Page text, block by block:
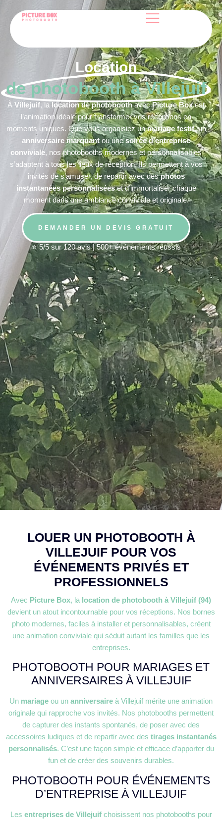
Location
de photobooth à Villejuif
À Villejuif, la location de photoboothavecPicture Boxest
l’animation idéale pour transformer vos réceptions en
moments uniques. Que vous organisiez unmariage festif, un
anniversaire marquant ou unesoirée d’entreprise
conviviale, nos photobooths modernes et personnalisables
s’adaptent à tous les lieux de réception. Ils permettent à vos
invités de s’amuser, de repartir avec desphotos
instantanées personnaliséeset d’immortaliser chaque
moment dans une ambiance conviviale et originale.
DEMANDER UN DEVIS GRATUIT
⭐ 5/5 sur 120 avis | 500+ événements réussis
LOUER UN PHOTOBOOTH À
VILLEJUIF POUR VOS
ÉVÉNEMENTS PRIVÉS ET
PROFESSIONNELS
Avec Picture Box, la location de photobooth à Villejuif (94)
devient un atout incontournable pour vos réceptions. Nos bornes
photo modernes, faciles à installer et personnalisables, créent
une animation conviviale qui séduit autant les familles que les
entreprises.
PHOTOBOOTH POUR MARIAGES ET
ANNIVERSAIRES À VILLEJUIF
Un mariage ou un anniversaire à Villejuif mérite une animation
originale qui rapproche vos invités. Nos photobooths permettent
de capturer des instants spontanés, de poser avec des
accessoires ludiques et de repartir avec des tirages instantanés
personnalisés. C’est une façon simple et efficace d’apporter du
fun et de créer des souvenirs durables.
PHOTOBOOTH POUR ÉVÉNEMENTS
D’ENTREPRISE À VILLEJUIF
Les entreprises de Villejuifchoisissent nos photobooths pour